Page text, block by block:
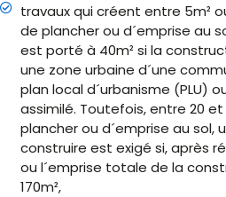
travaux qui créent entre 5m²
de plancher ou d´emprise au
est porté à 40m² si la
une zone urbaine d´une
plan local d´urbanisme (PLU)
assimilé. Toutefois, entre 20
plancher ou d´emprise au sol,
construire est exigé si, après
ou l´emprise totale de la
170m²,